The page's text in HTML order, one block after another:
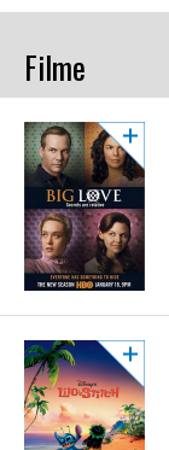
Filme